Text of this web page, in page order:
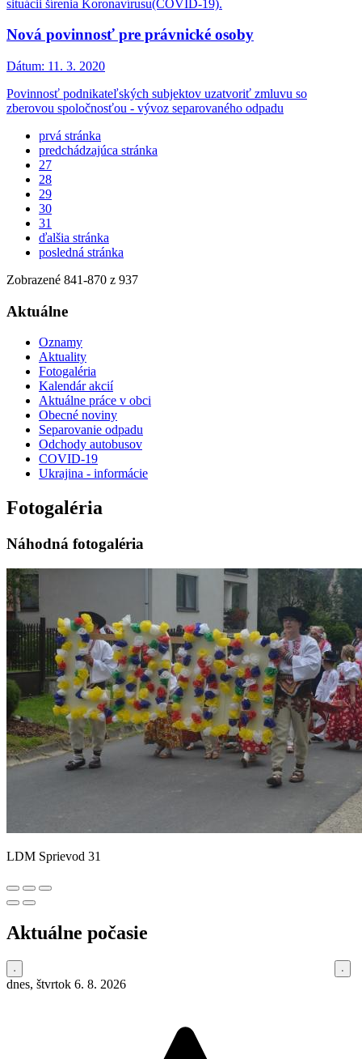
situácii šírenia Koronavírusu(COVID-19).
Nová povinnosť pre právnické osoby
Dátum: 11. 3. 2020
Povinnosť podnikateľských subjektov uzatvoriť zmluvu so
zberovou spoločnosťou - vývoz separovaného odpadu
prvá stránka
predchádzajúca stránka
27
28
29
30
31
ďalšia stránka
posledná stránka
Zobrazené 841-870 z 937
Aktuálne
Oznamy
Aktuality
Fotogaléria
Kalendár akcií
Aktuálne práce v obci
Obecné noviny
Separovanie odpadu
Odchody autobusov
COVID-19
Ukrajina - informácie
Fotogaléria
Náhodná fotogaléria
LDM Sprievod 31
Aktuálne počasie
dnes, štvrtok 6. 8. 2026